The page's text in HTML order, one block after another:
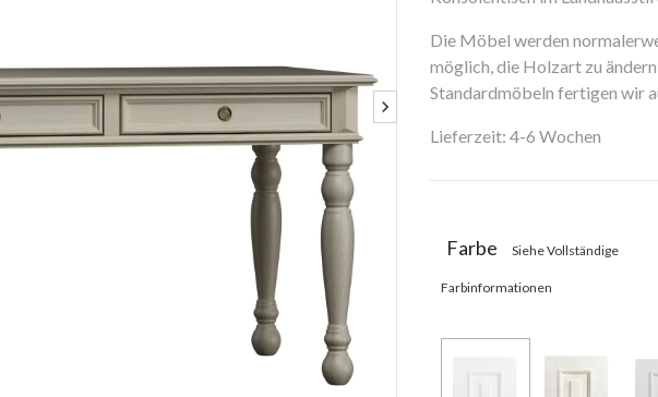
Die Möbel werden
möglich, die Holzart zu ändern
Standardmöbeln fertigen wir
Lieferzeit: 4-6 Wochen
Farbe Siehe Vollständige
Farbinformationen